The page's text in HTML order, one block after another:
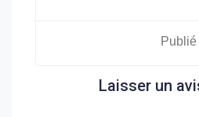
Laisser un